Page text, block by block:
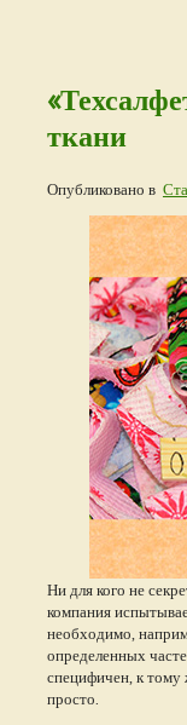
ткани
Опубликовано в
Ни для кого не
компания
необходимо,
определенных
специфичен, к тому
просто.